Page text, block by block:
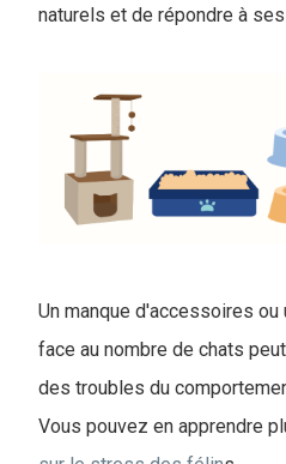
naturels et de répondre à
Un manque d'accessoires
face au nombre de chats
des troubles du
Vous pouvez en apprendre